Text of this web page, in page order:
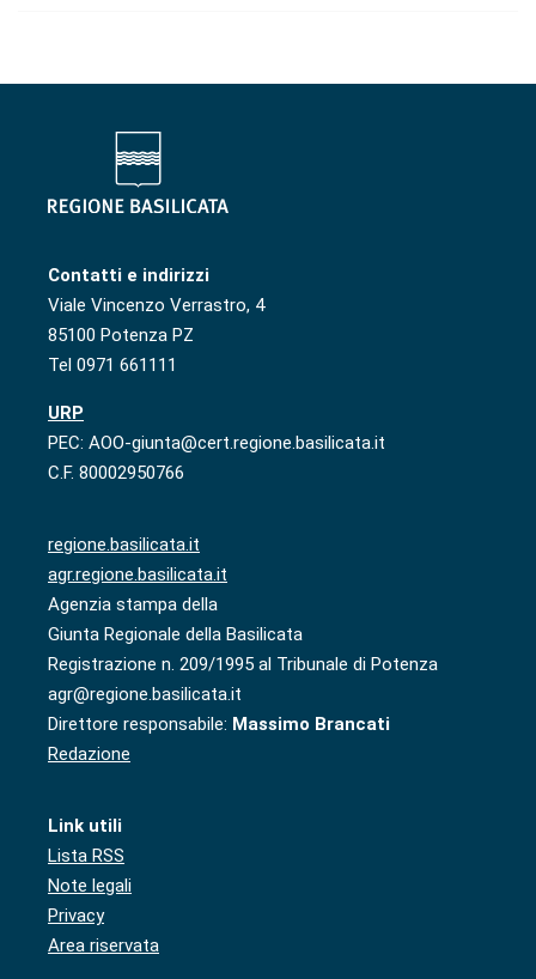
Contatti e indirizzi
Viale Vincenzo Verrastro, 4
85100 Potenza PZ
Tel 0971 661111
URP
PEC: AOO-giunta@cert.regione.basilicata.it
C.F. 80002950766
regione.basilicata.it
agr.regione.basilicata.it
Agenzia stampa della
Giunta Regionale della Basilicata
Registrazione n. 209/1995 al Tribunale di Potenza
agr@regione.basilicata.it
Direttore responsabile: Massimo Brancati
Redazione
Link utili
Lista RSS
Note legali
Privacy
Area riservata